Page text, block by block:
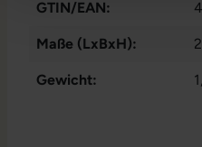
GTIN/EAN:
Maße (LxBxH):
Gewicht: